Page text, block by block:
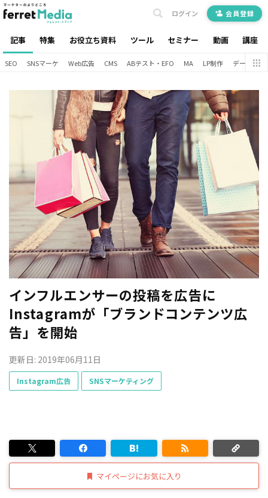
記事 特集 お役立ち資料 ツール セミナー 動画 講座
ログイン 会員登録
SEO SNSマーケ Web広告 CMS ABテスト・EFO MA LP制作 データ分析
インフルエンサーの投稿を広告に
Instagramが「ブランドコンテンツ広
告」を開始
更新日: 2019年06月11日
Instagram広告 SNSマーケティング
マイページにお気に入り